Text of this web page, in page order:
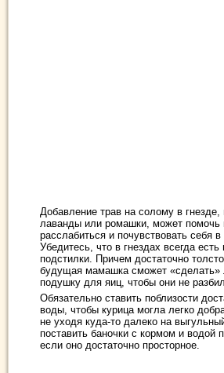
Добавление трав на солому в гнезде,
лаванды или ромашки, может помочь
расслабиться и почувствовать себя в
Убедитесь, что в гнездах всегда есть
подстилки. Причем достаточно
будущая мамашка сможет
подушку для яиц, чтобы они не
Обязательно ставить поблизости
воды, чтобы курица могла легко
не уходя куда-то далеко на
поставить баночки с кормом и водой
если оно достаточно просторное.